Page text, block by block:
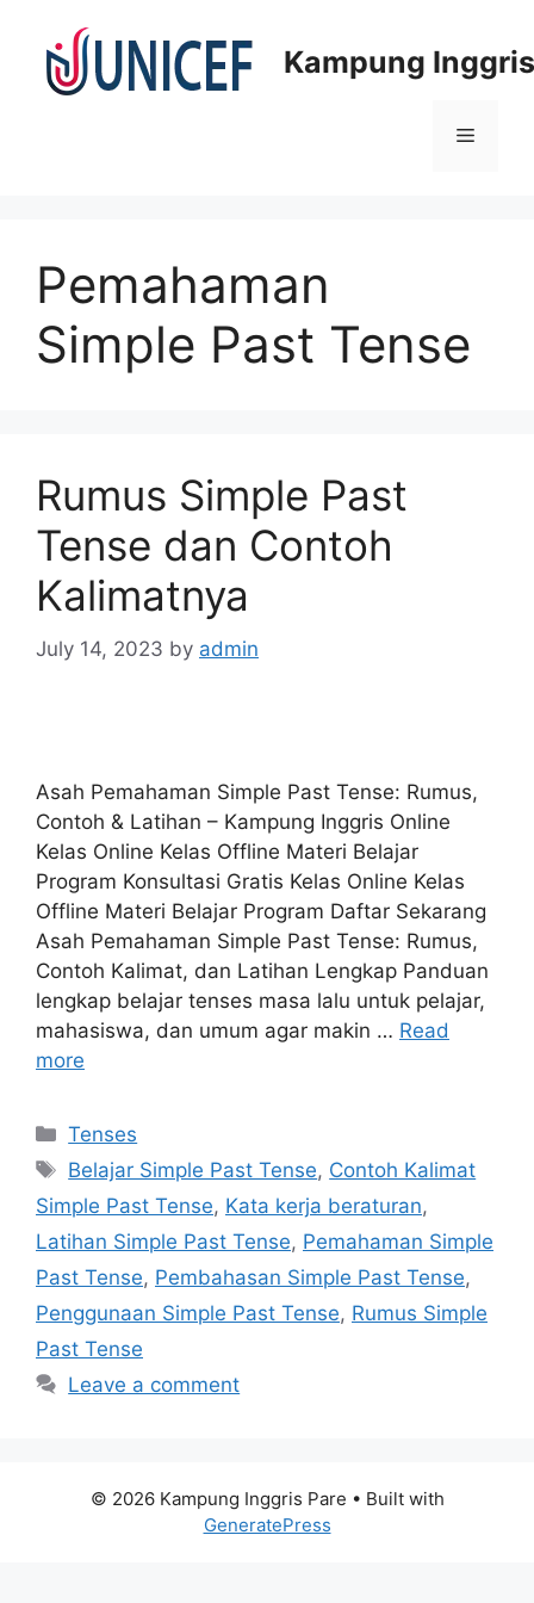
content
Kampung
Menu
Pemahaman
Simple Past Tense
Rumus Simple Past
Tense dan Contoh
Kalimatnya
July 14, 2023 by admin
Asah Pemahaman Simple Past Tense: Rumus,
Contoh & Latihan – Kampung Inggris Online
Kelas Online Kelas Offline Materi Belajar
Program Konsultasi Gratis Kelas Online Kelas
Offline Materi Belajar Program Daftar Sekarang
Asah Pemahaman Simple Past Tense: Rumus,
Contoh Kalimat, dan Latihan Lengkap Panduan
lengkap belajar tenses masa lalu untuk pelajar,
mahasiswa, dan umum agar makin … Read
more
Categories
Tenses
Tags
Belajar Simple Past Tense, Contoh Kalimat
Simple Past Tense, Kata kerja beraturan,
Latihan Simple Past Tense, Pemahaman Simple
Past Tense, Pembahasan Simple Past Tense,
Penggunaan Simple Past Tense, Rumus Simple
Past Tense
Leave a comment
© 2026 Kampung Inggris Pare • Built with
GeneratePress